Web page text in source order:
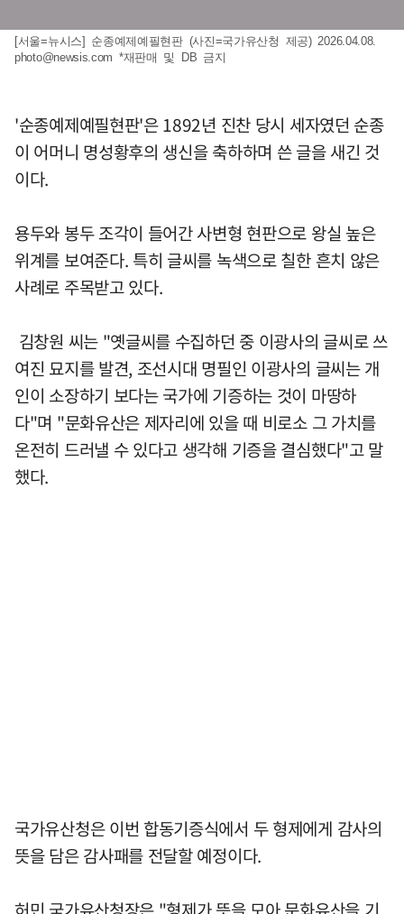
[서울=뉴시스] 순종예제예필현판 (사진=국가유산청 제공) 2026.04.08.
photo@newsis.com *재판매 및 DB 금지
'순종예제예필현판'은 1892년 진찬 당시 세자였던 순종
이 어머니 명성황후의 생신을 축하하며 쓴 글을 새긴 것
이다.
용두와 봉두 조각이 들어간 사변형 현판으로 왕실 높은
위계를 보여준다. 특히 글씨를 녹색으로 칠한 흔치 않은
사례로 주목받고 있다.
김창원 씨는 "옛글씨를 수집하던 중 이광사의 글씨로 쓰
여진 묘지를 발견, 조선시대 명필인 이광사의 글씨는 개
인이 소장하기 보다는 국가에 기증하는 것이 마땅하
다"며 "문화유산은 제자리에 있을 때 비로소 그 가치를
온전히 드러낼 수 있다고 생각해 기증을 결심했다"고 말
했다.
국가유산청은 이번 합동기증식에서 두 형제에게 감사의
뜻을 담은 감사패를 전달할 예정이다.